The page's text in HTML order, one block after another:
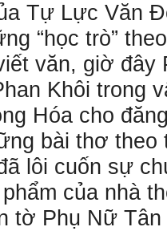
Tự Lực Văn
“học trò”
văn, giờ đây
Khôi trong
Hóa cho
bài thơ
lôi cuốn sự
của nhà
tờ Phụ Nữ